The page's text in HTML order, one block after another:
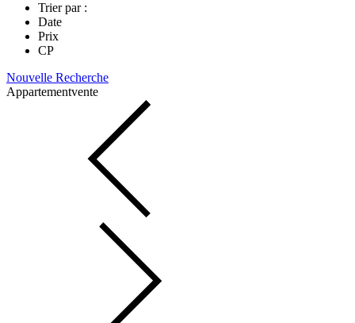
Trier par :
Date
Prix
CP
Nouvelle Recherche
Appartementvente